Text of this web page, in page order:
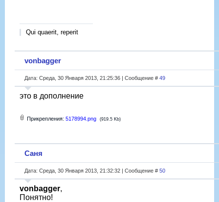
Qui quaerit, reperit
vonbagger
Дата: Среда, 30 Января 2013, 21:25:36 | Сообщение # 49
это в дополнение
Прикрепления: 5178994.png (919.5 Kb)
Саня
Дата: Среда, 30 Января 2013, 21:32:32 | Сообщение # 50
vonbagger,
Понятно!